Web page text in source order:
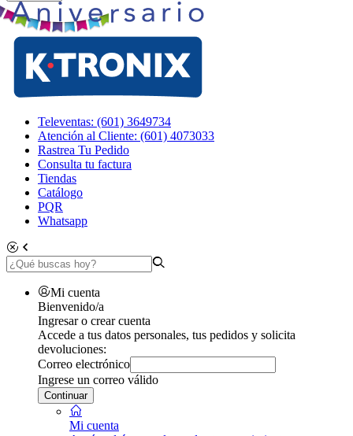
Televentas: (601) 3649734
Atención al Cliente: (601) 4073033
Rastrea Tu Pedido
Consulta tu factura
Tiendas
Catálogo
PQR
Whatsapp
Mi cuenta
Bienvenido/a
Ingresar o crear cuenta
Accede a tus datos personales, tus pedidos y solicita
devoluciones:
Correo electrónico
Ingrese un correo válido
Continuar
Mi cuenta